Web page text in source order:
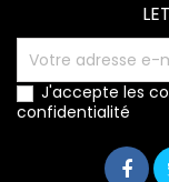
J'accepte les
confidentialité